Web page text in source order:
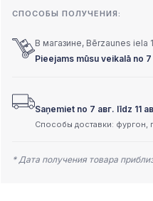
СПОСОБЫ ПОЛУЧЕНИЯ:
В магазине, Bērzaunes iela
Pieejams mūsu veikalā no 7
Saņemiet no 7 авг. līdz 11
Способы доставки: фургон,
* Дата получения товара